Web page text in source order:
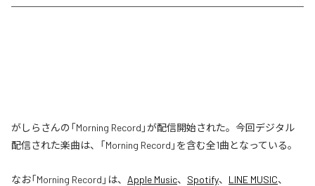
がしらさんの「Morning Record」が配信開始された。今回デジタル
配信された楽曲は、「Morning Record」を含む全1曲となっている。
なお「Morning Record 」は、 Apple Music、 Spotify、 LINE MUSIC、